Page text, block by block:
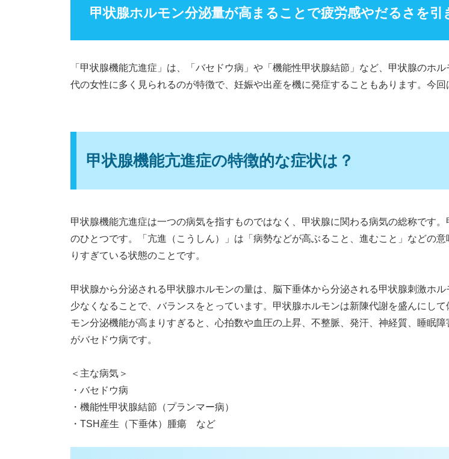
甲状腺ホルモン分泌量が高まることで疲労感やだるさを引
「甲状腺機能亢進症」は、「バセドウ病」や「機能性甲状腺結節」など、甲状腺のホ
代の女性に多く見られるのが特徴で、妊娠や出産を機に発症することもあります。今
甲状腺機能亢進症の特徴的な症状は？
甲状腺機能亢進症は一つの病気を指すものではなく、甲状腺に関わる病気の総称です
のひとつです。「亢進（こうしん）」は「病勢などが高ぶること、進むこと」などの
りすぎている状態のことです。
甲状腺から分泌される甲状腺ホルモンの量は、脳下垂体から分泌される甲状腺刺激ホ
少なくなることで、バランスをとっています。甲状腺ホルモンは新陳代謝を盛んにし
モン分泌機能が高まりすぎると、心拍数や血圧の上昇、不整脈、発汗、神経質、睡眠
がバセドウ病です。
＜主な病気＞
・バセドウ病
・機能性甲状腺結節（プランマー病）
・TSH産生（下垂体）腫瘍 など